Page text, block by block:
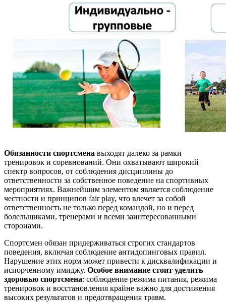
Обязанности спортсмена выходят далеко за рамки
тренировок и соревнований. Они охватывают широкий
спектр вопросов, от соблюдения дисциплины до
ответственности за собственное поведение на спортивных
мероприятиях. Важнейшим элементом является соблюдение
честности и принципов fair play, что влечет за собой
ответственность не только перед командой, но и перед
болельщиками, тренерами и всеми заинтересованными
сторонами.
Спортсмен обязан придерживаться строгих стандартов
поведения, включая соблюдение антидопинговых правил.
Нарушение этих норм может привести к дисквалификации и
испорченному имиджу. Особое внимание стоит уделить
здоровью спортсмена: соблюдение режима питания, режима
тренировок и восстановления крайне важно для достижения
высоких результатов и предотвращения травм.